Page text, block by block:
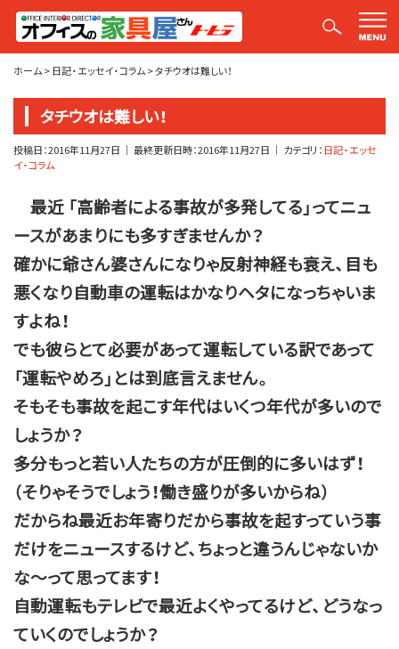
平山社長のブログ【釣りばかり日誌】
ホーム>日記・エッセイ・コラム>タチウオは難しい！
タチウオは難しい！
投稿日：2016年11月27日 ｜ 最終更新日時：2016年11月27日 ｜ カテゴリ：日記・エッセ
イ・コラム
最近 「高齢者による事故が多発してる」ってニュ
ースがあまりにも多すぎませんか？
確かに爺さん婆さんになりゃ反射神経も衰え、目も
悪くなり自動車の運転はかなりヘタになっちゃいま
すよね！
でも彼らとて必要があって運転している訳であって
「運転やめろ」とは到底言えません。
そもそも事故を起こす年代はいくつ年代が多いので
しょうか？
多分もっと若い人たちの方が圧倒的に多いはず！
（そりゃそうでしょう！働き盛りが多いからね）
だからね最近お年寄りだから事故を起すっていう事
だけをニュースするけど、ちょっと違うんじゃないか
な～って思ってます！
自動運転もテレビで最近よくやってるけど、どうなっ
ていくのでしょうか？